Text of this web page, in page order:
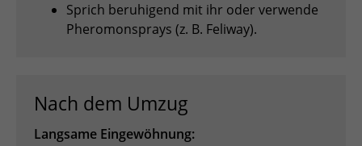
Sprich beruhigend mit ihr oder verwende
Pheromonsprays (z. B. Feliway).
Nach dem Umzug
Langsame Eingewöhnung: